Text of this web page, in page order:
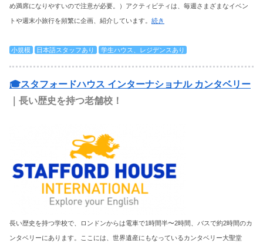
め満席になりやすいので注意が必要。）アクティビティは、毎週さまざまなイベン
トや週末小旅行を頻繁に企画、紹介しています。 続き
小規模 日本語スタッフあり 学生ハウス、レジデンスあり
🎓スタフォードハウス インターナショナル カンタベリー
｜長い歴史を持つ老舗校！
長い歴史を持つ学校で、ロンドンからは電車で1時間半〜2時間、バスで約2時間のカ
ンタベリーにあります。ここには、世界遺産にもなっているカンタベリー大聖堂